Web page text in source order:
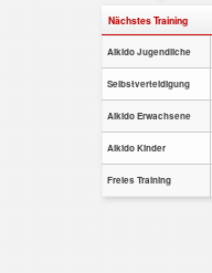
Nächstes Training
Aikido Jugendliche
Selbstverteidigung
Aikido Erwachsene
Aikido Kinder
Freies Training